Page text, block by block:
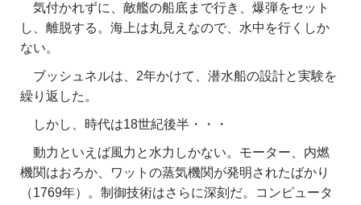
気付かれずに、敵艦の船底まで行き、爆弾をセット
し、離脱する。海上は丸見えなので、水中を行くしか
ない。
ブッシュネルは、2年かけて、潜水船の設計と実験を
繰り返した。
しかし、時代は18世紀後半・・・
動力といえば風力と水力しかない。モーター、内燃
機関はおろか、ワットの蒸気機関が発明されたばかり
（1769年）。制御技術はさらに深刻だ。コンピュータ